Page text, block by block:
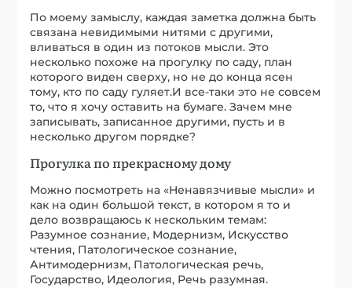
По моему замыслу, каждая заметка должна быть
связана невидимыми нитями с другими,
вливаться в один из потоков мысли. Это
несколько похоже на прогулку по саду, план
которого виден сверху, но не до конца ясен
тому, кто по саду гуляет.И все-таки это не совсем
то, что я хочу оставить на бумаге. Зачем мне
записывать, записанное другими, пусть и в
несколько другом порядке?
Прогулка по прекрасному дому
Можно посмотреть на «Ненавязчивые мысли» и
как на один большой текст, в котором я то и
дело возвращаюсь к нескольким темам:
Разумное сознание, Модернизм, Искусство
чтения, Патологическое сознание,
Антимодернизм, Патологическая речь,
Государство, Идеология, Речь разумная.